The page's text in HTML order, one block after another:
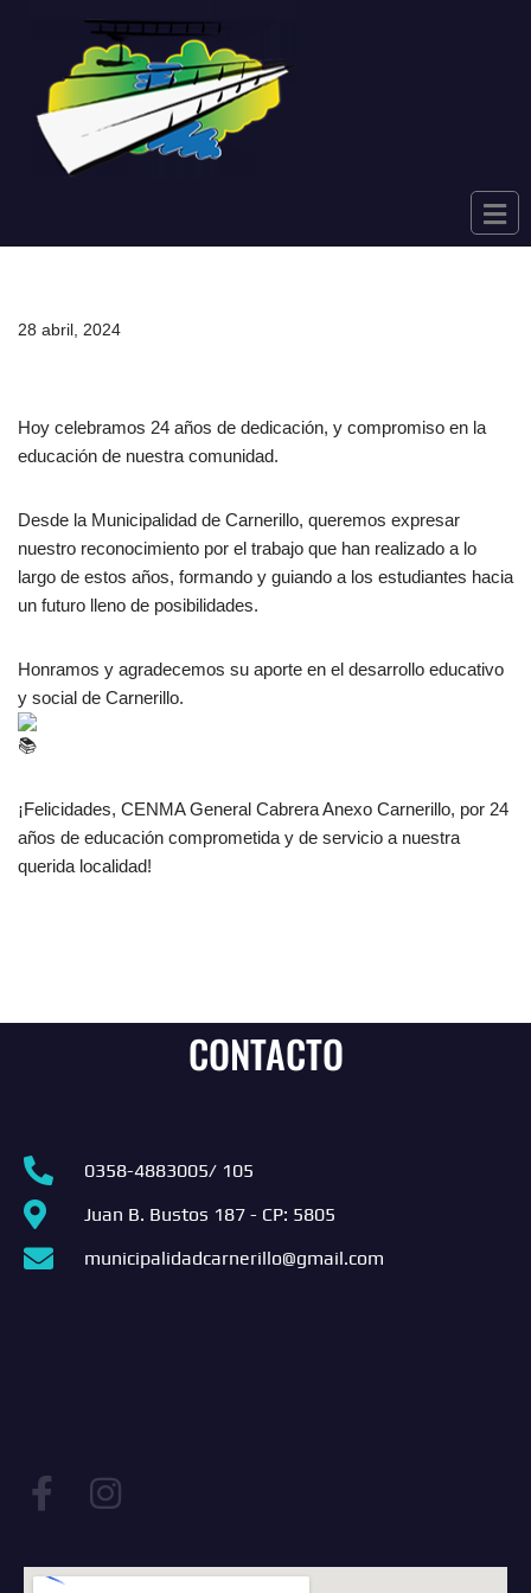
contenido
28 abril, 2024
Hoy celebramos 24 años de dedicación, y compromiso en la
educación de nuestra comunidad.
Desde la Municipalidad de Carnerillo, queremos expresar
nuestro reconocimiento por el trabajo que han realizado a lo
largo de estos años, formando y guiando a los estudiantes hacia
un futuro lleno de posibilidades.
Honramos y agradecemos su aporte en el desarrollo educativo
y social de Carnerillo.
¡Felicidades, CENMA General Cabrera Anexo Carnerillo, por 24
años de educación comprometida y de servicio a nuestra
querida localidad!
CONTACTO
0358-4883005/ 105
Juan B. Bustos 187 - CP: 5805
municipalidadcarnerillo@gmail.com